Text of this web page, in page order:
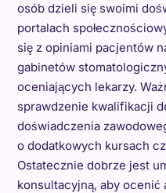
osób dzieli się swoimi
portalach
się z opiniami pacjentów
gabinetów
oceniających lekarzy.
sprawdzenie kwalifikacji
doświadczenia
o dodatkowych kursach
Ostatecznie dobrze jest
konsultacyjną, aby ocenić